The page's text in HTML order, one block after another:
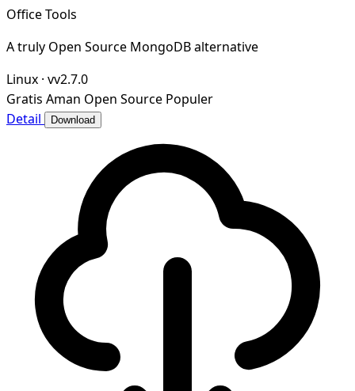
Office Tools
A truly Open Source MongoDB alternative
Linux · vv2.7.0
Gratis Aman Open Source Populer
Detail
Download